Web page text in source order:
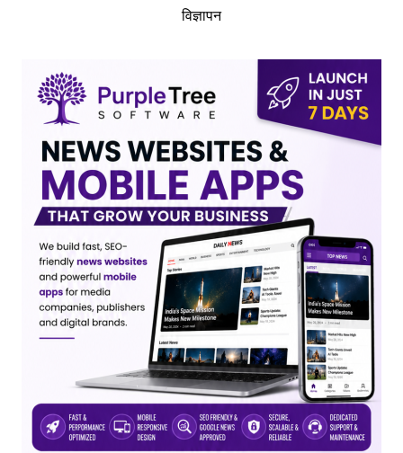
विज्ञापन